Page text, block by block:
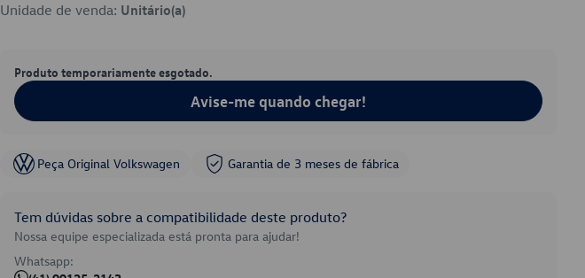
Unidade de venda: Unitário(a)
Produto temporariamente esgotado.
Avise-me quando chegar!
Peça Original Volkswagen Garantia de 3 meses de fábrica
Tem dúvidas sobre a compatibilidade deste produto?
Nossa equipe especializada está pronta para ajudar!
Whatsapp: